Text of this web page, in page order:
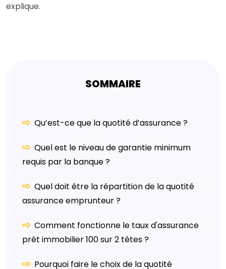
explique.
SOMMAIRE
Qu’est-ce que la quotité d’assurance ?
Quel est le niveau de garantie minimum
requis par la banque ?
Quel doit être la répartition de la quotité
assurance emprunteur ?
Comment fonctionne le taux d'assurance
prêt immobilier 100 sur 2 têtes ?
Pourquoi faire le choix de la quotité